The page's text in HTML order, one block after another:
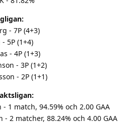
- 7P (4+3)
5P (1+4)
- 4P (1+3)
- 3P (1+2)
- 2P (1+1)
1 match, 94.59% och 2.00 GAA
- 2 matcher, 88.24% och 4.00 GAA